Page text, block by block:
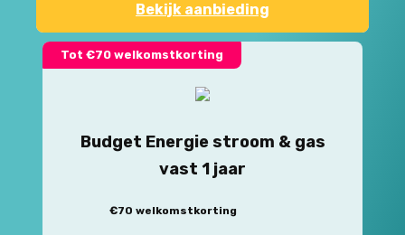
Bekijk aanbieding
Tot €70 welkomstkorting
Budget Energie stroom & gas
vast 1 jaar
€70 welkomstkorting